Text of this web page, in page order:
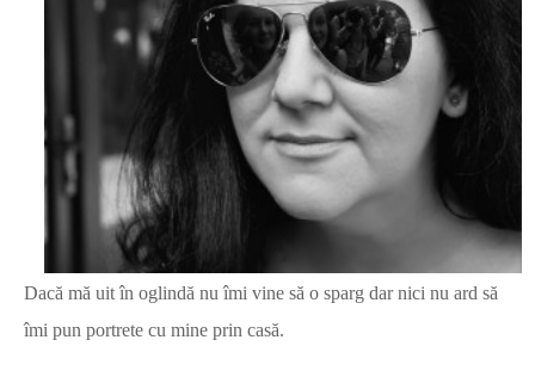
Dacă mă uit în oglindă nu îmi vine să o sparg dar nici nu ard să
îmi pun portrete cu mine prin casă.